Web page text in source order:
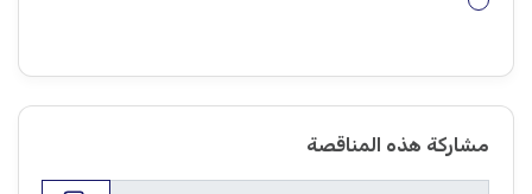
مشاركة هذه المناقصة